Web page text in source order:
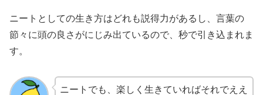
ニートとしての生き方はどれも説得力があるし、言葉の
節々に頭の良さがにじみ出ているので、秒で引き込まれま
す。
ニートでも、楽しく生きていればそれでええ